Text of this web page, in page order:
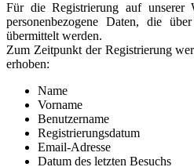
Für die Registrierung auf unserer
personenbezogene Daten, die
übermittelt werden.
Zum Zeitpunkt der Registrierung
erhoben:
Name
Vorname
Benutzername
Registrierungsdatum
Email-Adresse
Datum des letzten Besuchs